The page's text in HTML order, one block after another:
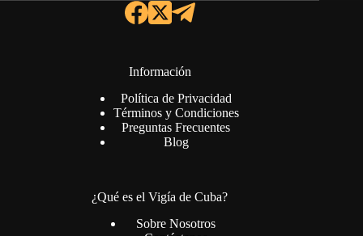
Información
Política de Privacidad
Términos y Condiciones
Preguntas Frecuentes
Blog
¿Qué es el Vigía de Cuba?
Sobre Nosotros